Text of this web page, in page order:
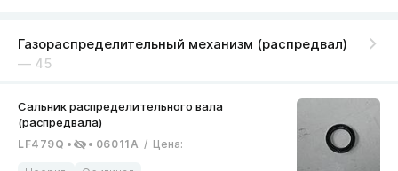
Газораспределительный механизм (распредвал)
— 45
LF479Q 06011A / Цена: